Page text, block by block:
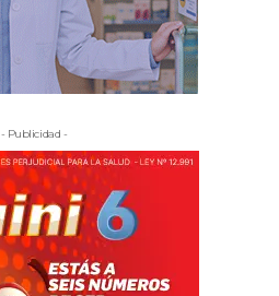
- Publicidad -